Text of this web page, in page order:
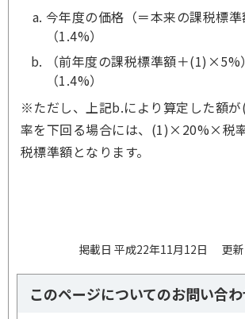
今年度の価格（＝本来の課税標
（1.4%）
（前年度の課税標準額＋
（1.4%）
※ただし、上記b.により算定した額
率を下回る場合には、(1)×20%×税
税標準額となります。
掲載日 平成22年11月12日 更
このページについてのお問い合